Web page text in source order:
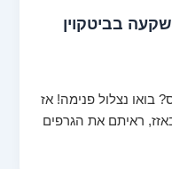
בביטקוין
בואו נצלול פנימה! אז
ראיתם את הגרפים